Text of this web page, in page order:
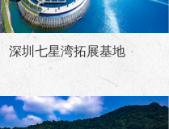
深圳七星湾拓展基地